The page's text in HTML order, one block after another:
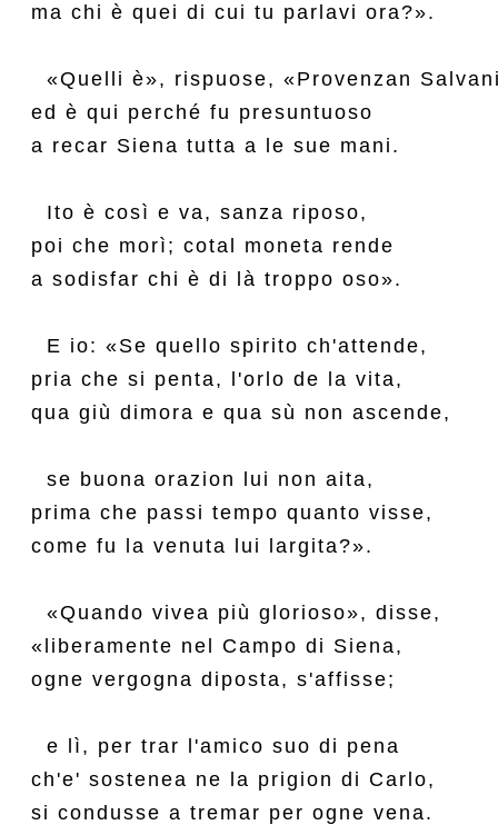
ma chi è quei di cui tu parlavi ora?».
«Quelli è», rispuose, «Provenzan
ed è qui perché fu presuntuoso
a recar Siena tutta a le sue mani.
  Ito è così e va, sanza riposo,
poi che morì; cotal moneta rende
a sodisfar chi è di là troppo oso».
  E io: «Se quello spirito ch'attende,
pria che si penta, l'orlo de la vita,
qua giù dimora e qua sù non ascende,
  se buona orazion lui non aita,
prima che passi tempo quanto visse,
come fu la venuta lui largita?».
  «Quando vivea più glorioso», disse,
«liberamente nel Campo di Siena,
ogne vergogna diposta, s'affisse;
  e lì, per trar l'amico suo di pena
ch'e' sostenea ne la prigion di Carlo,
si condusse a tremar per ogne vena.